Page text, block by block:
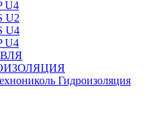
U4
U2
U4
U4
Гидроизоляция